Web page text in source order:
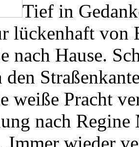
Tief in
lückenhaft von
nach Hause.
den
weiße Pracht
nach